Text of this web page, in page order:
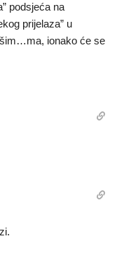
podsjeća na
prijelaza” u
ionako će se